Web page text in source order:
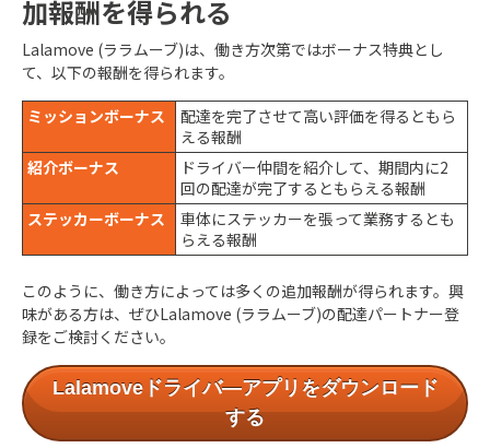
加報酬を得られる
Lalamove (ララムーブ)は、働き方次第ではボーナス特典とし
て、以下の報酬を得られます。
ミッションボーナス
配達を完了させて高い評価を得るともら
える報酬
紹介ボーナス
ドライバー仲間を紹介して、期間内に2
回の配達が完了するともらえる報酬
ステッカーボーナス
車体にステッカーを張って業務するとも
らえる報酬
このように、働き方によっては多くの追加報酬が得られます。興
味がある方は、ぜひLalamove (ララムーブ)の配達パートナー登
録をご検討ください。
Lalamoveドライバ―アプリをダウンロード
する